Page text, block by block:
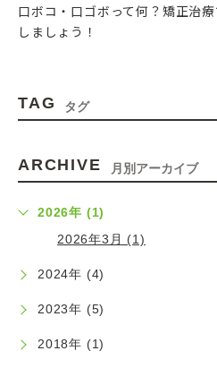
口ボコ・口ゴボって何？矯正治
しましょう！
エンジェルアラインについて
2024.09.19
インビザライン以外のマウスピ
2024.04.12
マウスピース矯正の治療期間を短
2023.11.17
インビザライン追加アライナーに
TAG タグ
ARCHIVE 月別アーカイブ
2026年 (1)
2026年3月 (1)
2024年 (4)
2023年 (5)
2018年 (1)